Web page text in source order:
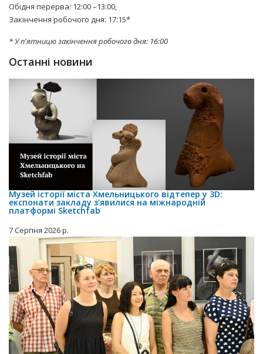
Обідня перерва: 12:00 –13:00,
Закінчення робочого дня: 17:15*
* У п'ятницю закінчення робочого дня: 16:00
Останні новини
Музей історії міста Хмельницького відтепер у 3D:
експонати закладу з’явилися на міжнародній
платформі Sketchfab
7 Серпня 2026 р.